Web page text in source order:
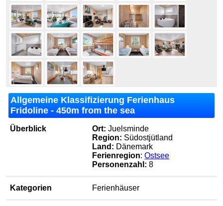
Allgemeine Klassifizierung Ferienhaus
Fridoline - 450m from the sea
Überblick Ort: Juelsminde
Region: Südostjütland
Land: Dänemark
Ferienregion:Ostsee
Personenzahl: 8
Kategorien Ferienhäuser